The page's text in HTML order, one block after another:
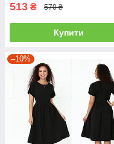
513 ₴ 570 ₴
Купити
–10%